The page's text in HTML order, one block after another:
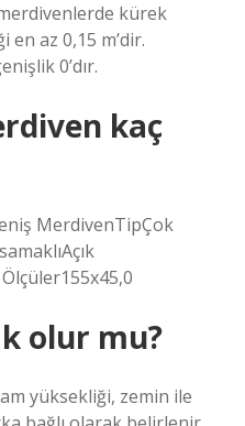
kürek
az 0,15 m’dir.
0’dır.
kaç
MerdivenTipÇok
olur mu?
yüksekliği, zemin ile